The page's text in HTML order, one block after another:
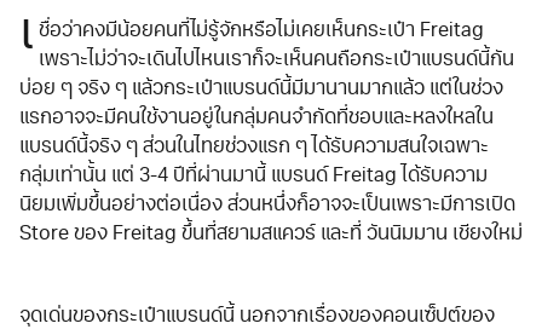
เ ชื่อว่าคงมีน้อยคนที่ไม่รู้จักหรือไม่เคยเห็นกระเป๋า Freitag
เพราะไม่ว่าจะเดินไปไหนเราก็จะเห็นคนถือกระเป๋าแบรนด์นี้กัน
บ่อย ๆ จริง ๆ แล้วกระเป๋าแบรนด์นี้มีมานานมากแล้ว แต่ในช่วง
แรกอาจจะมีคนใช้งานอยู่ในกลุ่มคนจำกัดที่ชอบและหลงใหลใน
แบรนด์นี้จริง ๆ ส่วนในไทยช่วงแรก ๆ ได้รับความสนใจเฉพาะ
กลุ่มเท่านั้น แต่ 3-4 ปีที่ผ่านมานี้ แบรนด์ Freitag ได้รับความ
นิยมเพิ่มขึ้นอย่างต่อเนื่อง ส่วนหนึ่งก็อาจจะเป็นเพราะมีการเปิด
Store ของ Freitag ขึ้นที่สยามสแควร์ และที่ วันนิมมาน เชียงใหม่
จุดเด่นของกระเป๋าแบรนด์นี้ นอกจากเรื่องของคอนเซ็ปต์ของ